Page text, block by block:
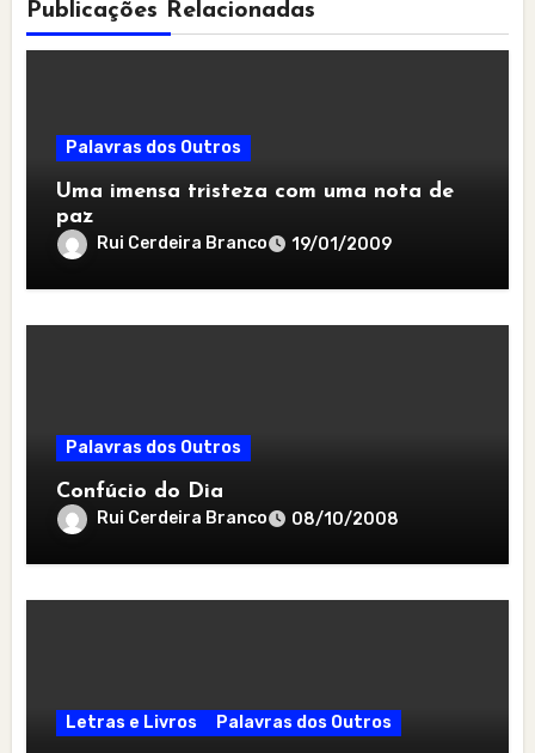
Publicações Relacionadas
Palavras dos Outros
Uma imensa tristeza com uma nota de
paz
Rui Cerdeira Branco 19/01/2009
Palavras dos Outros
Confúcio do Dia
Rui Cerdeira Branco 08/10/2008
Letras e Livros Palavras dos Outros